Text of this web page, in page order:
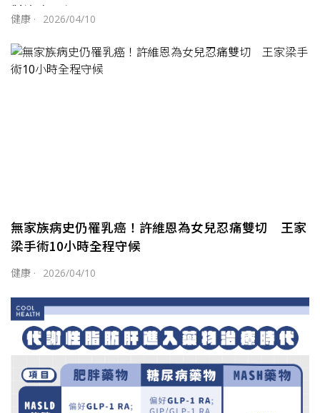
對治療歷程
健康 · 2026/04/10
無家族病史仍罹乳癌！許維恩為女兒忍痛雙切 王家
梁手術10小時全程守候
健康 · 2026/04/10